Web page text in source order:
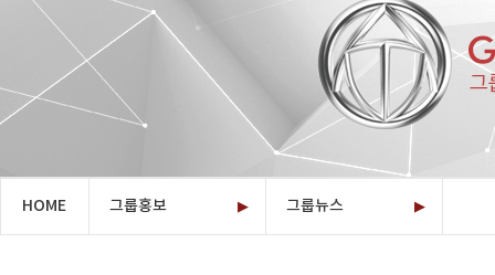
HOME 그룹홍보 ▶ 오텍그룹소개
그룹뉴스 ▶